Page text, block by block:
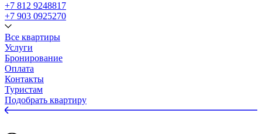
+7 812 9248817
+7 903 0925270
Все квартиры
Услуги
Бронирование
Оплата
Контакты
Туристам
Подобрать квартиру